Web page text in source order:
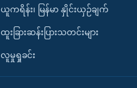
ယူကရိန်း၊ မြန်မာ နှိုင်းယှဉ်ချက်
ထူးခြားဆန်းပြားသတင်းများ
လူမှုရှုခင်း